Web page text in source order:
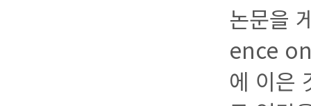
논문을
ence
에 이은